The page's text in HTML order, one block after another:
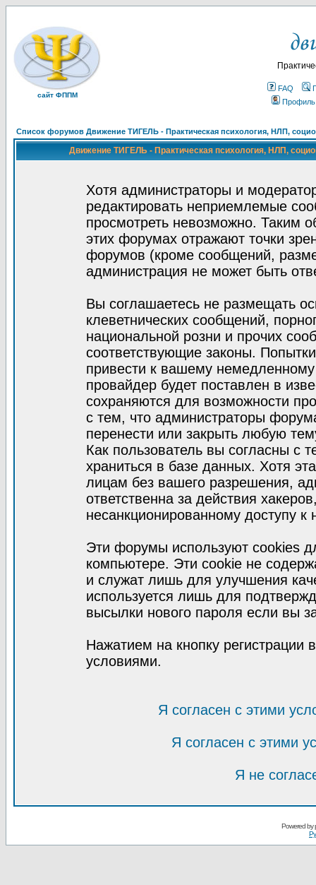
сайт ФППМ
FAQ
Профиль
Список форумов Движение ТИГЕЛЬ - Практическая психология, НЛП,
Движение ТИГЕЛЬ - Практическая психология, НЛП,
Хотя администраторы и
редактировать неприемлемые
просмотреть невозможно. Таким
этих форумах отражают точки
форумов (кроме сообщений,
администрация не может быть
Вы соглашаетесь не размещать
клеветнических сообщений,
национальной розни и прочих
соответствующие законы.
привести к вашему
провайдер будет поставлен в
сохраняются для возможности
с тем, что администраторы
перенести или закрыть любую
Как пользователь вы согласны с
храниться в базе данных. Хотя
лицам без вашего разрешения,
ответственна за действия
несанкционированному доступу к
Эти форумы используют cookies
компьютере. Эти cookie не
и служат лишь для улучшения
используется лишь для
высылки нового пароля если вы
Нажатием на кнопку регистрации
условиями.
Я согласен с этими
Я согласен с этими
Я не
Powered by